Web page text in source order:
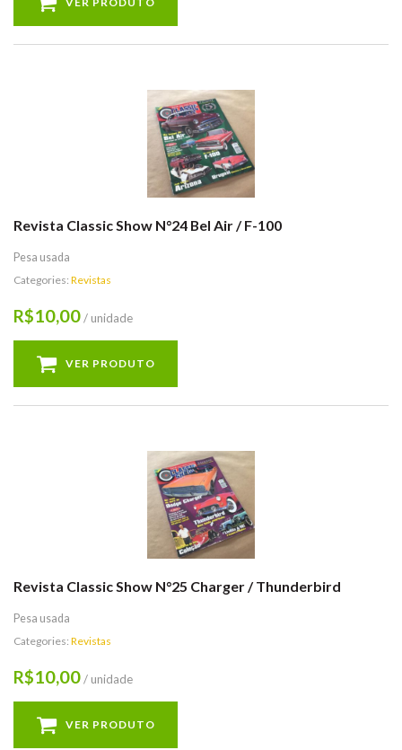
Revista Classic Show N°24 Bel Air / F-100
Pesa usada
Categories: Revistas
R$10,00/ unidade
VER PRODUTO
Revista Classic Show N°25 Charger / Thunderbird
Pesa usada
Categories: Revistas
R$10,00/ unidade
VER PRODUTO